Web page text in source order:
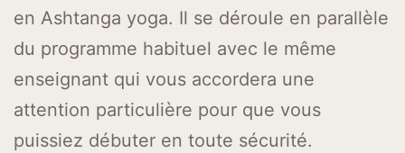
en Ashtanga yoga. Il se déroule en parallèle
du programme habituel avec le même
enseignant qui vous accordera une
attention particulière pour que vous
puissiez débuter en toute sécurité.